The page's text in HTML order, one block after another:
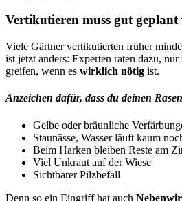
Vertikutieren muss gut geplant
Viele Gärtner vertikutierten früher
ist jetzt anders: Experten raten dazu,
greifen, wenn es wirklich nötig ist.
Anzeichen dafür, dass du deinen
Gelbe oder bräunliche
Staunässe, Wasser läuft kaum
Beim Harken bleiben Reste am
Viel Unkraut auf der Wiese
Sichtbarer Pilzbefall
Denn so ein Eingriff hat auch